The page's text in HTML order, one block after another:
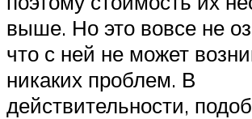
выше. Но это вовсе не
что с ней не может
никаких проблем. В
действительности,